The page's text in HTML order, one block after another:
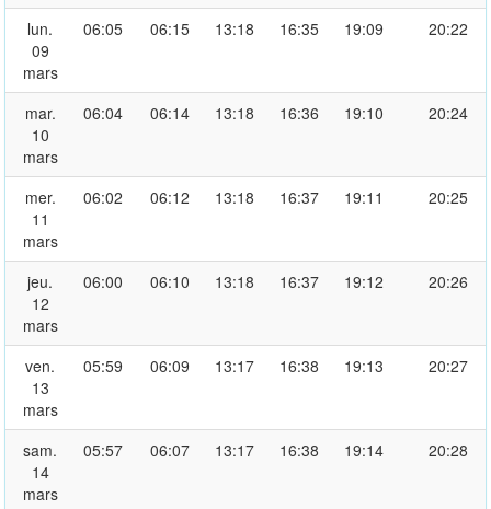
lun.
09
mars
06:05 06:15 13:18 16:35 19:09 20:22
mar.
10
mars
06:04 06:14 13:18 16:36 19:10 20:24
mer.
11
mars
06:02 06:12 13:18 16:37 19:11 20:25
jeu.
12
mars
06:00 06:10 13:18 16:37 19:12 20:26
ven.
13
mars
05:59 06:09 13:17 16:38 19:13 20:27
sam.
14
mars
05:57 06:07 13:17 16:38 19:14 20:28